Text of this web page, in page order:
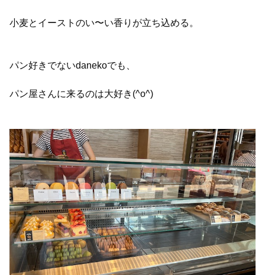
小麦とイーストのい〜い香りが立ち込める。
パン好きでないdanekoでも、
パン屋さんに来るのは大好き(^o^)